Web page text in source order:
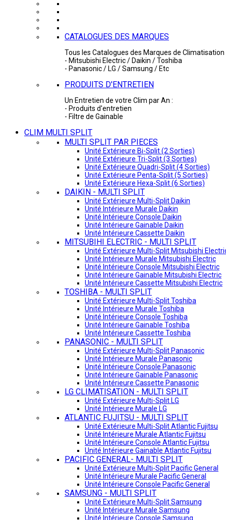
CATALOGUES DES MARQUES
Tous les Catalogues des Marques de Climatisation
- Mitsubishi Electric / Daikin / Toshiba
- Panasonic / LG / Samsung / Etc
PRODUITS D'ENTRETIEN
Un Entretien de votre Clim par An :
- Produits d'entretien
- Filtre de Gainable
CLIM MULTI SPLIT
MULTI SPLIT PAR PIECES
Unité Extérieure Bi-Split (2 Sorties)
Unité Extérieure Tri-Split (3 Sorties)
Unité Extérieure Quadri-Split (4 Sorties)
Unité Extérieure Penta-Split (5 Sorties)
Unité Extérieure Hexa-Split (6 Sorties)
DAIKIN - MULTI SPLIT
Unité Extérieure Multi-Split Daikin
Unité Intérieure Murale Daikin
Unité Intérieure Console Daikin
Unité Intérieure Gainable Daikin
Unité Intérieure Cassette Daikin
MITSUBIHI ELECTRIC - MULTI SPLIT
Unité Extérieure Multi-Split Mitsubishi
Unité Intérieure Murale Mitsubishi Electric
Unité Intérieure Console Mitsubishi Electric
Unité Intérieure Gainable Mitsubishi Electric
Unité Intérieure Cassette Mitsubishi Electric
TOSHIBA - MULTI SPLIT
Unité Extérieure Multi-Split Toshiba
Unité Intérieure Murale Toshiba
Unité Intérieure Console Toshiba
Unité Intérieure Gainable Toshiba
Unité Intérieure Cassette Toshiba
PANASONIC - MULTI SPLIT
Unité Extérieure Multi-Split Panasonic
Unité Intérieure Murale Panasonic
Unité Intérieure Console Panasonic
Unité Intérieure Gainable Panasonic
Unité Intérieure Cassette Panasonic
LG CLIMATISATION - MULTI SPLIT
Unité Extérieure Multi-Split LG
Unité Intérieure Murale LG
ATLANTIC FUJITSU - MULTI SPLIT
Unité Extérieure Multi-Split Atlantic Fujitsu
Unité Intérieure Murale Atlantic Fujitsu
Unité Intérieure Console Atlantic Fujitsu
Unité Intérieure Gainable Atlantic Fujitsu
PACIFIC GENERAL- MULTI SPLIT
Unité Extérieure Multi-Split Pacific General
Unité Intérieure Murale Pacific General
Unité Intérieure Console Pacific General
SAMSUNG - MULTI SPLIT
Unité Extérieure Multi-Split Samsung
Unité Intérieure Murale Samsung
Unité Intérieure Console Samsung